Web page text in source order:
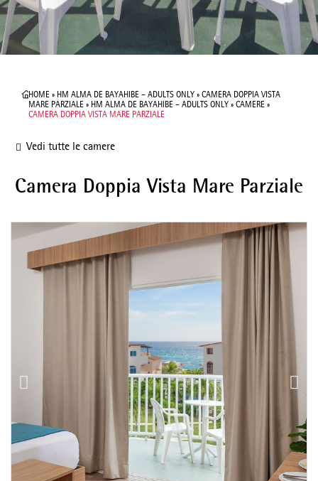
HOME» HM ALMA DE BAYAHIBE – ADULTS ONLY» CAMERA DOPPIA VISTA
MARE PARZIALE» HM ALMA DE BAYAHIBE – ADULTS ONLY» CAMERE»
CAMERA DOPPIA VISTA MARE PARZIALE
Vedi tutte le camere
Camera Doppia Vista Mare Parziale